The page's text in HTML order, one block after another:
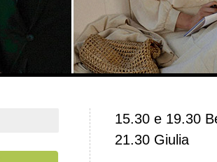
15.30 e 19.30
21.30 Giulia